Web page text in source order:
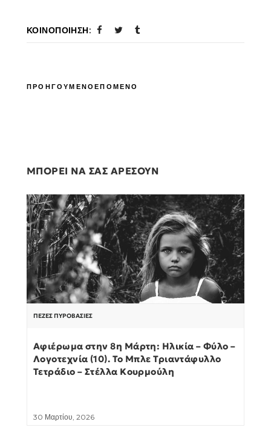
ΚΟΙΝΟΠΟΊΗΣΗ:
ΠΡΟΗΓΟΥΜΕΝΟΕΠΟΜΕΝΟ
ΜΠΟΡΕΙ ΝΑ ΣΑΣ ΑΡΕΣΟΥΝ
ΠΕΖΈΣ ΠΥΡΟΒΑΣΊΕΣ
Αφιέρωμα στην 8η Μάρτη: Ηλικία – Φύλο –
Λογοτεχνία (10). Το Μπλε Τριαντάφυλλο
Τετράδιο – Στέλλα Κουρμούλη
30 Μαρτίου, 2026